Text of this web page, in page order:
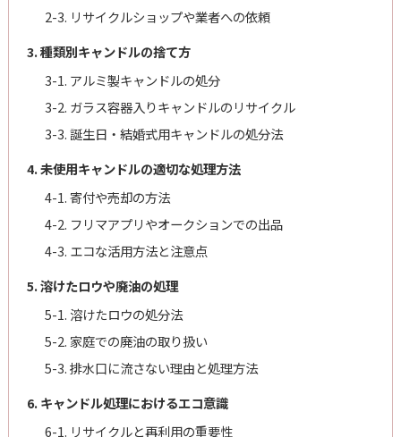
2-3. リサイクルショップや業者への依頼
3. 種類別キャンドルの捨て方
3-1. アルミ製キャンドルの処分
3-2. ガラス容器入りキャンドルのリサイクル
3-3. 誕生日・結婚式用キャンドルの処分法
4. 未使用キャンドルの適切な処理方法
4-1. 寄付や売却の方法
4-2. フリマアプリやオークションでの出品
4-3. エコな活用方法と注意点
5. 溶けたロウや廃油の処理
5-1. 溶けたロウの処分法
5-2. 家庭での廃油の取り扱い
5-3. 排水口に流さない理由と処理方法
6. キャンドル処理におけるエコ意識
6-1. リサイクルと再利用の重要性